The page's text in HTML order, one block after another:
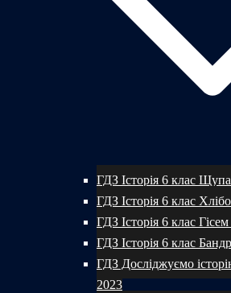
ГДЗ Історія 6 клас
ГДЗ Історія 6 клас
ГДЗ Історія 6 клас
ГДЗ Історія 6 клас
ГДЗ Досліджуємо
2023